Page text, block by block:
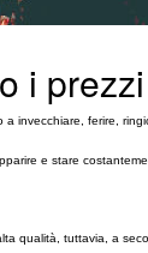
i
invecchiare, ferire,
e stare
qualità, tuttavia, a